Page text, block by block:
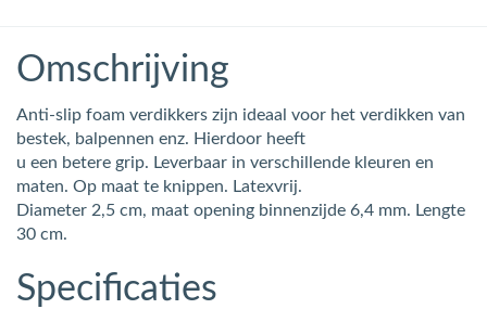
Omschrijving
Anti-slip foam verdikkers zijn ideaal voor het verdikken van
bestek, balpennen enz. Hierdoor heeft
u een betere grip. Leverbaar in verschillende kleuren en
maten. Op maat te knippen. Latexvrij.
Diameter 2,5 cm, maat opening binnenzijde 6,4 mm. Lengte
30 cm.
Specificaties